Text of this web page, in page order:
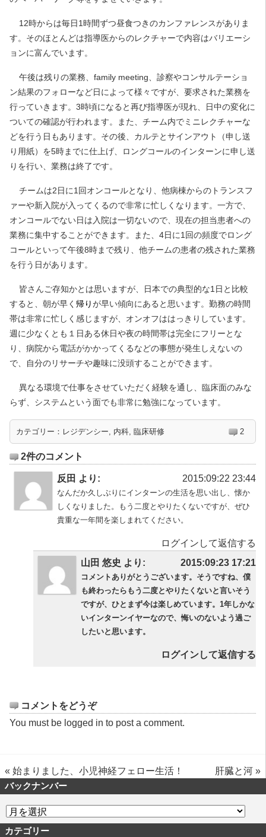
12時からは毎日1時間ずつ昼食つきのカンファレンスがありま
す。そのほとんどは指導医からのレクチャーで内容はバリエーシ
ョンに富んでいます。
午後は残りの業務、family meeting、診察やコンサルテーショ
ン結果のフォローなど日によって様々ですが、要求された業務を
行っていきます。 3時頃になると再び指導医が現れ、日中の変化に
ついての確認が行われます。また、チーム内でミニレクチャーな
どを行う日もあります。その後、カルテとサインアウト（申し送
り用紙）を5時までに仕上げ、ロングコールのインターンに申し送
りを行い、業務は終了です。
チームは2日に1回オンコールとなり、他病棟からのトランスフ
ァーや新入院が入ってくるので非常に忙しくなります。一方で、
オンコールでない日は入院は一切ないので、現在の担当患者への
業務に集中することができます。
また、4日に1回の頻度でロング
コールといって午後8時まで残り、他チームの患者の残された業務
を行う日があります。
皆さんご存知かとは思いますが、日本での典型的な1日と比較
すると、朝が早く 帰りが早い傾向にあると思います。勤務の時間
帯は非常に忙しく感じますが、オンオフははっきりしています。
週に少なくとも１日ある休日や夜の時間帯は完全にフリーとな
り、病院から電話がかかってくるなどの事態が発生しえないの
で、自分のリサーチや趣味に没頭することができます。
異なる環境で仕事をさせていただく経験を通し、臨床面のみな
らず、システムという面でも非常に勉強になっています。
カテゴリー： レジデンシー, 内科, 臨床研修 2
2件のコメント
反田 より: 2015:09:22 23:44
なんだか久しぶりにインターンの生活を思い出し、懐か
しくなりました。もう二度とやりたくないですが、ぜひ
貴重な一年間を楽しまれてください。
ログインして返信する
山田 悠史 より:
2015:09:23 17:21
コメントありがとうございます。そうですね、僕
も終わったらもう二度とやりたくないと言いそう
ですが、ひとまず今は楽しめています。1年しかな
いインターンイヤーなので、悔いのないよう過ご
したいと思います。
ログインして返信する
コメントをどうぞ
You must be logged in to post a comment.
« 始まりました、小児神経フェロー生活！ 肝臓と河 »
バックナンバー
カテゴリー